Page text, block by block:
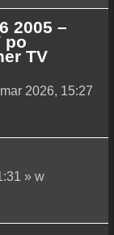
2005 –
po
TV
2026, 15:27
» w